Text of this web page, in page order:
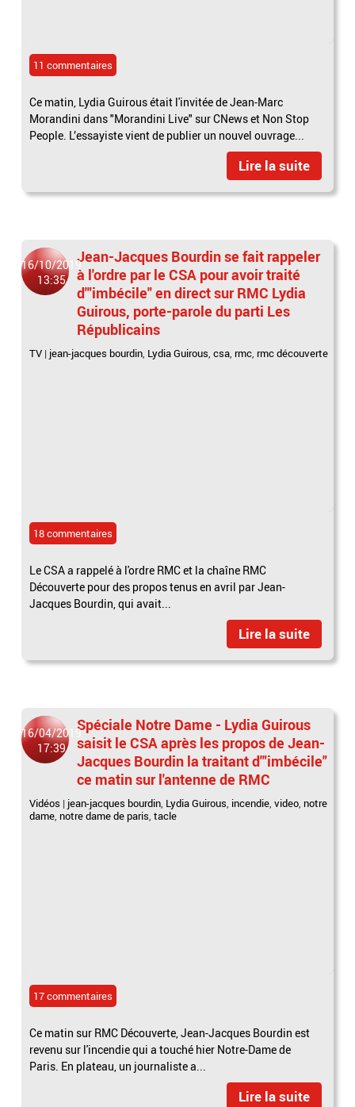
11 commentaires
Ce matin, Lydia Guirous était l'invitée de Jean-Marc
Morandini dans "Morandini Live" sur CNews et Non Stop
People. L’essayiste vient de publier un nouvel ouvrage...
Lire la suite
16/10/2019
13:35
Jean-Jacques Bourdin se fait rappeler
à l'ordre par le CSA pour avoir traité
d'"imbécile" en direct sur RMC Lydia
Guirous, porte-parole du parti Les
Républicains
TV | jean-jacques bourdin, Lydia Guirous,csa, rmc, rmc découverte
18 commentaires
Le CSA a rappelé à l'ordre RMC et la chaîne RMC
Découverte pour des propos tenus en avril par Jean-
Jacques Bourdin, qui avait...
Lire la suite
16/04/2019
17:39
Spéciale Notre Dame - Lydia Guirous
saisit le CSA après les propos de Jean-
Jacques Bourdin la traitant d'"imbécile"
ce matin sur l'antenne de RMC
Vidéos | jean-jacques bourdin, Lydia Guirous, incendie,video, notre
dame, notre dame de paris,tacle
17 commentaires
Ce matin sur RMC Découverte, Jean-Jacques Bourdin est
revenu sur l'incendie qui a touché hier Notre-Dame de
Paris. En plateau, un journaliste a...
Lire la suite